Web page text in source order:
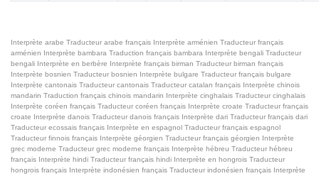
Interprète arabe Traducteur arabe français Interprète arménien Traducteur français
arménien Interprète bambara Traduction français bambara Interprète bengali Traducteur
bengali Interprète en berbère Interprète français birman Traducteur birman français
Interprète bosnien Traducteur bosnien Interprète bulgare Traducteur français bulgare
Interprète cantonais Traducteur cantonais Traducteur catalan français Interprète chinois
mandarin Traduction français chinois mandarin Interprète cinghalais Traducteur cinghalais
Interprète coréen français Traducteur coréen français Interprète croate Traducteur français
croate Interprète danois Traducteur danois français Interprète dari Traducteur français dari
Traducteur ecossais français Interprète en espagnol Traducteur français espagnol
Traducteur finnois français Interprète géorgien Traducteur français géorgien Interprète
grec moderne Traducteur grec moderne français Interprète hébreu Traducteur hébreu
français Interprète hindi Traducteur français hindi Interprète en hongrois Traducteur
hongrois français Interprète indonésien français Traducteur indonésien français Interprète